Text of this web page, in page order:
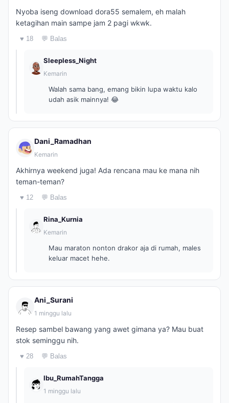
Nyoba iseng download dora55 semalem, eh malah
ketagihan main sampe jam 2 pagi wkwk.
♥ 18 💬 Balas
Sleepless_Night
Kemarin
Walah sama bang, emang bikin lupa waktu kalo
udah asik mainnya! 😂
Dani_Ramadhan
Kemarin
Akhirnya weekend juga! Ada rencana mau ke mana nih
teman-teman?
♥ 12 💬 Balas
Rina_Kurnia
Kemarin
Mau maraton nonton drakor aja di rumah, males
keluar macet hehe.
Ani_Surani
1 minggu lalu
Resep sambel bawang yang awet gimana ya? Mau buat
stok seminggu nih.
♥ 28 💬 Balas
Ibu_RumahTangga
1 minggu lalu